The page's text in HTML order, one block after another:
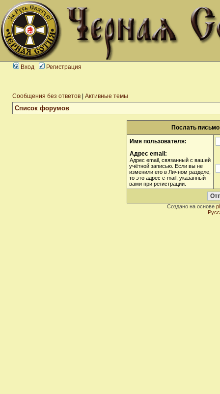
Вход Регистрация
Сообщения без ответов Активные темы
Список форумов
Послать
Имя пользователя:
Адрес email:
Адрес email, связанный с вашей
учётной записью. Если вы не
изменили его в Личном разделе,
то это адрес e-mail, указанный
вами при регистрации.
Создано на основе